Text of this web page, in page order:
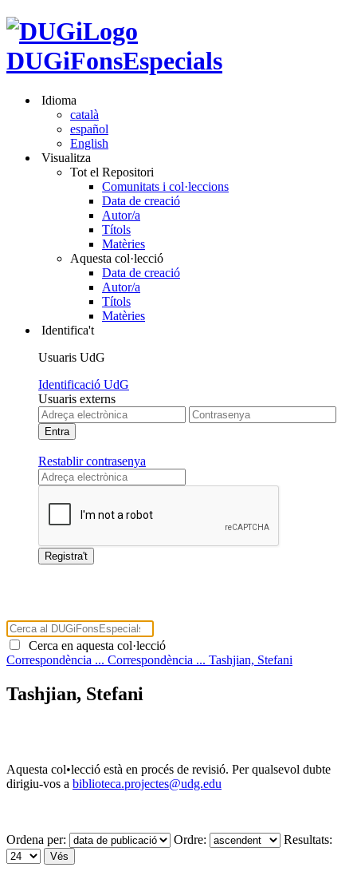
DUGiFonsEspecials
Idioma
català
español
English
Visualitza
Tot el Repositori
Comunitats i col·leccions
Data de creació
Autor/a
Títols
Matèries
Aquesta col·lecció
Data de creació
Autor/a
Títols
Matèries
Identifica't
Usuaris UdG
Identificació UdG
Usuaris externs
Restablir contrasenya
Cerca en aquesta col·lecció
Correspondència ... Correspondència ... Tashjian, Stefani
Tashjian, Stefani
Aquesta col•lecció està en procés de revisió. Per qualsevol dubte
dirigiu-vos a biblioteca.projectes@udg.edu
Ordena per: Ordre: Resultats: